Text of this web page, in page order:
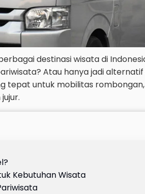
destinasi wisata di
Atau hanya jadi alternatif
tepat untuk mobilitas
Kebutuhan Wisata